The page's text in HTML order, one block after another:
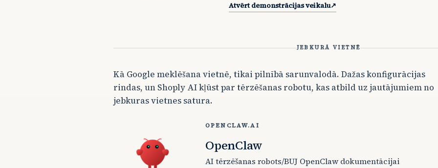
Atvērt demonstrācijas veikalu↗
JEBKURĀ VIETNĒ
Kā Google meklēšana vietnē, tikai pilnībā sarunvalodā. Dažas konfigurācijas
rindas, un Shoply AI kļūst par tērzēšanas robotu, kas atbild uz jautājumiem no
jebkuras vietnes satura.
OPENCLAW.AI
OpenClaw
AI tērzēšanas robots/BUJ OpenClaw dokumentācijai